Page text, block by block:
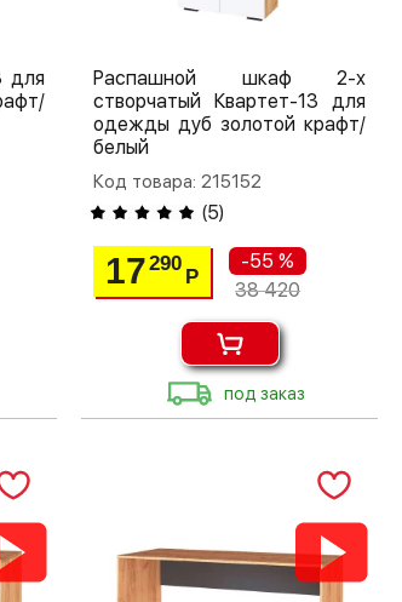
для
Распашной шкаф 2-х
створчатый Квартет-13 для
одежды дуб золотой крафт/
белый
Код товара: 215152
(5)
17290
Р
-55 %
38 420
под заказ